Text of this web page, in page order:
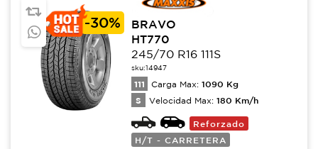
-30%
BRAVO
HT770
245/70 R16 111S
sku:14947
111 Carga Max: 1090 Kg
S Velocidad Max: 180 Km/h
Reforzado
H/T - CARRETERA